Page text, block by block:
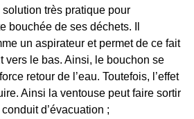
solution très pratique pour
bouchée de ses déchets. Il
un aspirateur et permet de ce fait
vers le bas. Ainsi, le bouchon se
retour de l’eau. Toutefois, l’effet
Ainsi la ventouse peut faire sortir
d’évacuation ;